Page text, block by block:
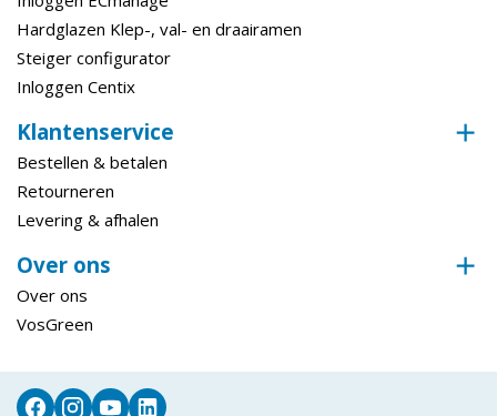
Hardglazen Klep-, val- en draairamen
Steiger configurator
Inloggen Centix
Klantenservice
Bestellen & betalen
Retourneren
Levering & afhalen
Over ons
Over ons
VosGreen